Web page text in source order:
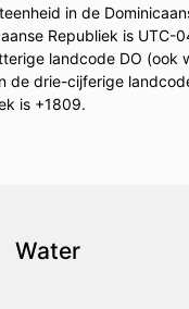
in de
Republiek is
landcode DO (ook
de drie-cijferige
is +1809.
Water